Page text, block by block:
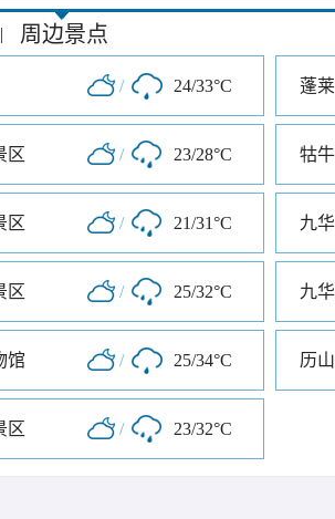
| 周边景点
/ 24/33°C 蓬
区 / 23/28°C 牯
区 / 21/31°C 九
区 / 25/32°C 九
馆 / 25/34°C 历
区 / 23/32°C